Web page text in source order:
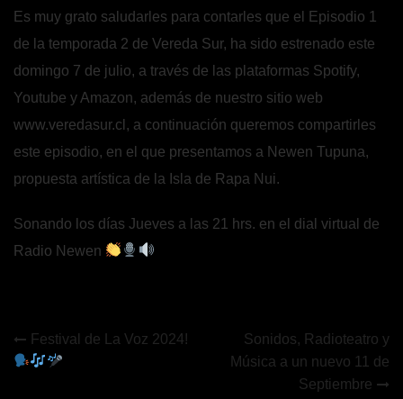
Es muy grato saludarles para contarles que el Episodio 1
de la temporada 2 de Vereda Sur, ha sido estrenado este
domingo 7 de julio, a través de las plataformas Spotify,
Youtube y Amazon, además de nuestro sitio web
www.veredasur.cl, a continuación queremos compartirles
este episodio, en el que presentamos a Newen Tupuna,
propuesta artística de la Isla de Rapa Nui.
Sonando los días Jueves a las 21 hrs. en el dial virtual de
Radio Newen
Navegación
de
Festival de La Voz 2024!
Sonidos, Radioteatro y
Música a un nuevo 11 de
Septiembre